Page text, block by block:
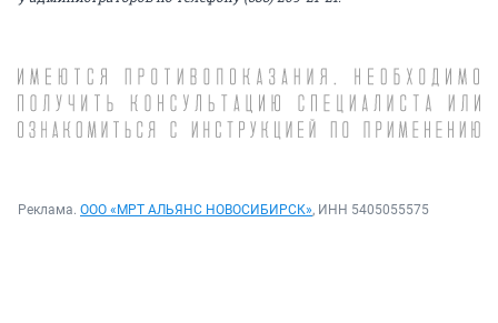
Реклама. ООО «МРТ АЛЬЯНС НОВОСИБИРСК», ИНН 5405055575